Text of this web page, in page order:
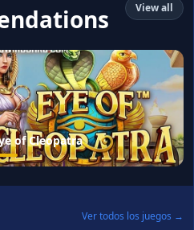
View all
of Cleopatra
Ver todos los juegos →